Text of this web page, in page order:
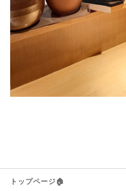
トップページ🏠